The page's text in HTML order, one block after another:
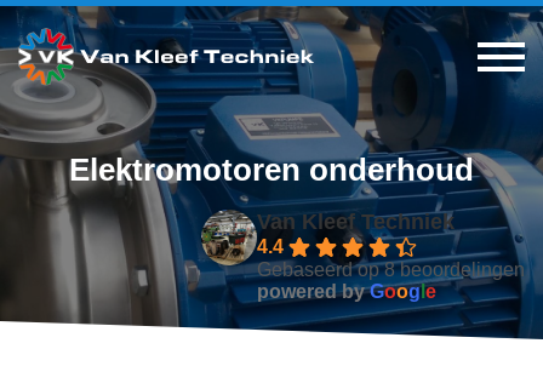
Elektromotoren onderhoud
Van Kleef Techniek
4.4
Gebaseerd op 8 beoordelingen
powered byGoogle